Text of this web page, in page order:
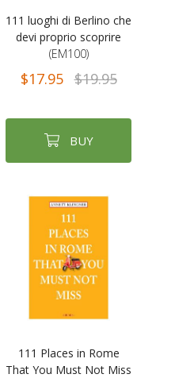
111 luoghi di Berlino che
devi proprio scoprire
(EM100)
$17.95 $19.95
BUY
111 Places in Rome
That You Must Not Miss